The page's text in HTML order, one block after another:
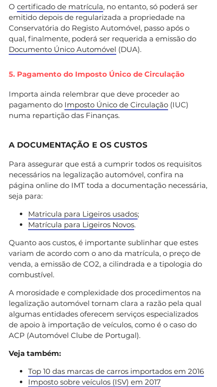
O certificado de matrícula, no entanto, só poderá ser
emitido depois de regularizada a propriedade na
Conservatória do Registo Automóvel, passo após o
qual, finalmente, poderá ser requerida a emissão do
Documento Único Automóvel (DUA).
5. Pagamento do Imposto Único de Circulação
Importa ainda relembrar que deve proceder ao
pagamento do Imposto Único de Circulação (IUC)
numa repartição das Finanças.
A DOCUMENTAÇÃO E OS CUSTOS
Para assegurar que está a cumprir todos os requisitos
necessários na legalização automóvel, confira na
página online do IMT toda a documentação necessária,
seja para:
Matricula para Ligeiros usados;
Matrícula para Ligeiros Novos.
Quanto aos custos, é importante sublinhar que estes
variam de acordo com o ano da matrícula, o preço de
venda, a emissão de CO2, a cilindrada e a tipologia do
combustível.
A morosidade e complexidade dos procedimentos na
legalização automóvel tornam clara a razão pela qual
algumas entidades oferecem serviços especializados
de apoio à importação de veículos, como é o caso do
ACP (Automóvel Clube de Portugal).
Veja também:
Top 10 das marcas de carros importados em 2016
Imposto sobre veículos (ISV) em 2017